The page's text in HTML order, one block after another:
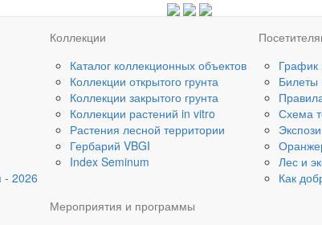
- 2026
Коллекции
Каталог коллекционных объектов
Коллекции открытого грунта
Коллекции закрытого грунта
Коллекции растений in vitro
Растения лесной территории
Гербарий VBGI
Index Seminum
График
Билеты
Схема
Лес и
Как
Мероприятия и программы